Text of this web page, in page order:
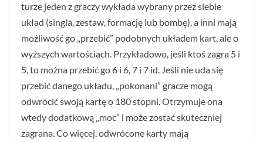
turze jeden z graczy wykłada wybrany przez siebie
układ (singla, zestaw, formację lub bombę), a inni mają
możliwość go „przebić” podobnych układem kart, ale o
wyższych wartościach. Przykładowo, jeśli ktoś zagra 5 i
5, to można przebić go 6 i 6, 7 i 7 id. Jeśli nie uda się
przebić danego układu, „pokonani” gracze mogą
odwrócić swoją kartę o 180 stopni. Otrzymuje ona
wtedy dodatkową „moc” i może zostać skuteczniej
zagrana. Co więcej, odwrócone karty mają